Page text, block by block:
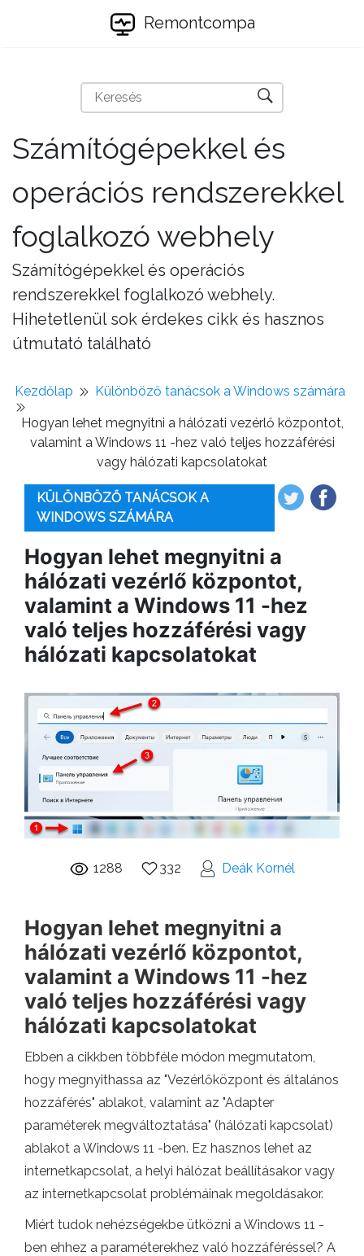
Remontcompa
Számítógépekkel és
operációs rendszerekkel
foglalkozó webhely
Számítógépekkel és operációs
rendszerekkel foglalkozó webhely.
Hihetetlenül sok érdekes cikk és hasznos
útmutató található
Kezdőlap Különböző tanácsok a Windows számára
Hogyan lehet megnyitni a hálózati vezérlő központot,
valamint a Windows 11 -hez való teljes hozzáférési
vagy hálózati kapcsolatokat
KÜLÖNBÖZŐ TANÁCSOK A
WINDOWS SZÁMÁRA
Hogyan lehet megnyitni a
hálózati vezérlő központot,
valamint a Windows 11 -hez
való teljes hozzáférési vagy
hálózati kapcsolatokat
1288 332 Deák Kornél
Hogyan lehet megnyitni a
hálózati vezérlő központot,
valamint a Windows 11 -hez
való teljes hozzáférési vagy
hálózati kapcsolatokat
Ebben a cikkben többféle módon megmutatom,
hogy megnyithassa az "Vezérlőközpont és általános
hozzáférés" ablakot, valamint az "Adapter
paraméterek megváltoztatása" (hálózati kapcsolat)
ablakot a Windows 11 -ben. Ez hasznos lehet az
internetkapcsolat, a helyi hálózat beállításakor vagy
az internetkapcsolat problémáinak megoldásakor.
Miért tudok nehézségekbe ütközni a Windows 11 -
ben ehhez a paraméterekhez való hozzáféréssel? A